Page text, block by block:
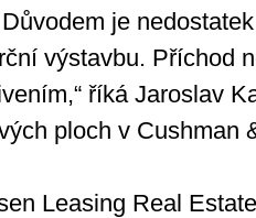
je
výstavbu. Příchod
říká Jaroslav
ploch v Cushman
Leasing Real